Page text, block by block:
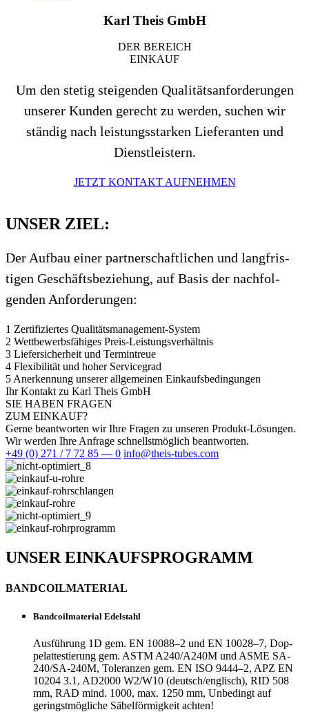
Karl Theis GmbH
DER BEREICH
EIN­KAUF
Um den stetig stei­genden Qua­li­täts­an­for­de­rungen
unserer Kunden gerecht zu werden, suchen wir
ständig nach leis­tungs­starken Lie­fe­ranten und
Dienstleistern.
JETZT KON­TAKT AUFNEHMEN
UNSER ZIEL:
Der Aufbau einer part­ner­schaft­li­chen und lang­fris­
tigen Geschäfts­be­zie­hung, auf Basis der nach­fol­
genden Anforderungen:
1 Zer­ti­fi­ziertes Qualitätsmanagement-System
2 Wett­be­werbs­fä­higes Preis-Leistungsverhältnis
3 Lie­fer­si­cher­heit und Termintreue
4 Fle­xi­bi­lität und hoher Servicegrad
5 Aner­ken­nung unserer all­ge­meinen Einkaufsbedingungen
Ihr Kon­takt zu Karl Theis GmbH
SIE HABEN FRAGEN
ZUM EINKAUF?
Gerne beant­worten wir Ihre Fragen zu unseren Pro­dukt-Lösungen.
Wir werden Ihre Anfrage schnellst­mög­lich beantworten.
+49 (0) 271 / 7 72 85 — 0 info@theis-tubes.com
UNSER EIN­KAUFS­PRO­GRAMM
BAND­COIL­MA­TE­RIAL
Band­coil­ma­te­rial Edelstahl
Aus­füh­rung 1D gem. EN 10088–2 und EN 10028–7, Dop­
pel­at­tes­tie­rung gem. ASTM A240/A240M und ASME SA-
240/SA-240M, Tole­ranzen gem. EN ISO 9444–2, APZ EN
10204 3.1, AD2000 W2/W10 (deutsch/englisch), RID 508
mm, RAD mind. 1000, max. 1250 mm, Unbe­dingt auf
geringst­mög­liche Säbel­för­mig­keit achten!